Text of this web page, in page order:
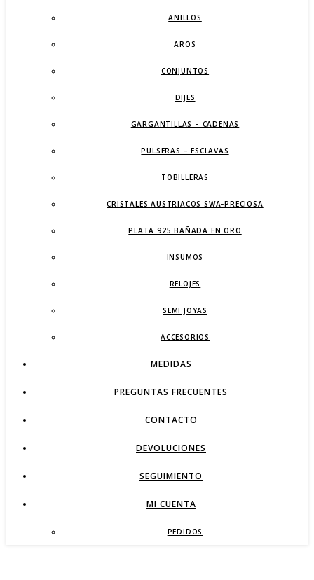
ANILLOS
AROS
CONJUNTOS
DIJES
GARGANTILLAS – CADENAS
PULSERAS – ESCLAVAS
TOBILLERAS
CRISTALES AUSTRIACOS SWA-PRECIOSA
PLATA 925 BAÑADA EN ORO
INSUMOS
RELOJES
SEMI JOYAS
ACCESORIOS
MEDIDAS
PREGUNTAS FRECUENTES
CONTACTO
DEVOLUCIONES
SEGUIMIENTO
MI CUENTA
PEDIDOS